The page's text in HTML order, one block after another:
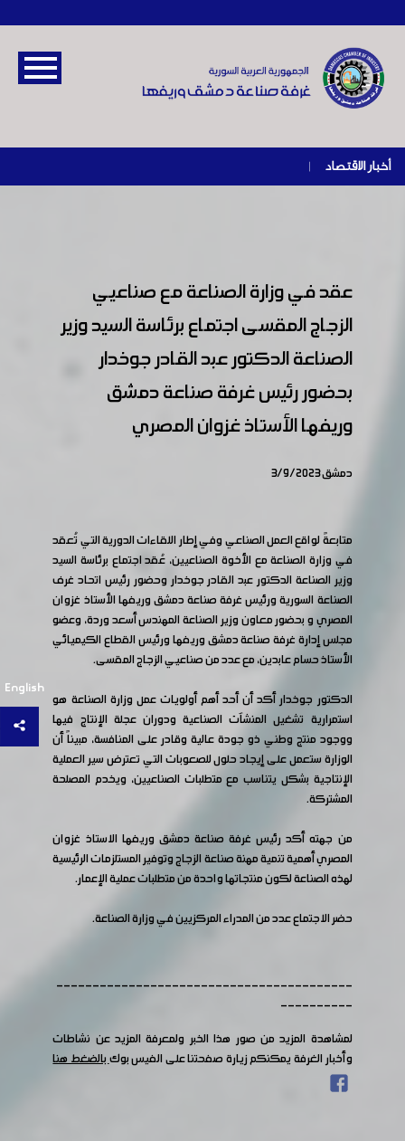
أخبار الاقتصاد |
English
عقد في وزارة الصناعة مع صناعيي
الزجاج المقسى اجتماع برئاسة السيد وزير
الصناعة الدكتور عبد القادر جوخدار
بحضور رئيس غرفة صناعة دمشق
وريفها الأستاذ غزوان المصري
دمشق 3/9/2023
متابعةً لواقع العمل الصناعي وفي إطار اللقاءات الدورية التي تُعقد
في وزارة الصناعة مع الأخوة الصناعيين، عُقد اجتماع برئاسة السيد
وزير الصناعة الدكتور عبد القادر جوخدار وحضور رئيس اتحاد غرف
الصناعة السورية ورئيس غرفة صناعة دمشق وريفها الأستاذ غزوان
المصري و بحضور معاون وزير الصناعة المهندس أسعد وردة، وعضو
مجلس إدارة غرفة صناعة دمشق وريفها ورئيس القطاع الكيميائي
الأستاذ حسام عابدين، مع عدد من صناعيي الزجاج المقسى.
الدكتور جوخدار أكد أن أحد أهم أولويات عمل وزارة الصناعة هو
استمرارية تشغيل المنشآت الصناعية ودوران عجلة الإنتاج فيها
ووجود منتج وطني ذو جودة عالية وقادر على المنافسة، مبيناً أن
الوزارة ستعمل على إيجاد حلول للصعوبات التي تعترض سير العملية
الإنتاجية بشكل يتناسب مع متطلبات الصناعيين، ويخدم المصلحة
المشتركة.
من جهته أكد رئيس غرفة صناعة دمشق وريفها الاستاذ غزوان
المصري أهمية تنمية مهنة صناعة الزجاج وتوفير المستلزمات الرئيسية
لهذه الصناعة لكون منتجاتها واحدة من متطلبات عملية الإعمار.
حضر الاجتماع عدد من المدراء المركزيين في وزارة الصناعة.
-----------------------------------------
----------
لمشاهدة المزيد من صور هذا الخبر ولمعرفة المزيد عن نشاطات
وأخبار الغرفة يمكنكم زيارة صفحتنا على الفيس بوكبالضغط هنا